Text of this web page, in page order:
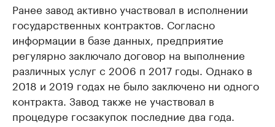
Ранее завод активно участвовал в исполнении
государственных контрактов. Согласно
информации в базе данных, предприятие
регулярно заключало договор на выполнение
различных услуг с 2006 п 2017 годы. Однако в
2018 и 2019 годах не было заключено ни одного
контракта. Завод также не участвовал в
процедуре госзакупок последние два года.